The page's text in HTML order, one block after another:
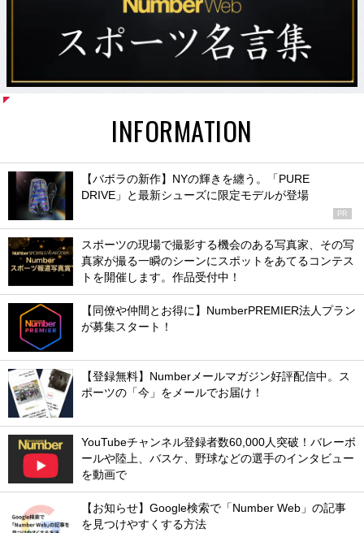
INFORMATION
【バボラの新作】NYの輝きを纏う。「PURE
DRIVE」と最新シューズに限定モデルが登場
PR
スポーツの現場で撮影する機会のある写真家、その写
真家が撮る一瞬のシーンにスポットをあてるコンテス
トを開催します。作品受付中！
【同僚や仲間とお得に】NumberPREMIER法人プラン
が募集スタート！
【登録無料】Numberメールマガジン好評配信中。ス
ポーツの「今」をメールでお届け！
YouTubeチャンネル登録者数60,000人突破！バレーボ
ールや陸上、バスケ、野球などの選手のインタビュー
を動画で
【お知らせ】Google検索で「Number Web」の記事
を見つけやすくする方法